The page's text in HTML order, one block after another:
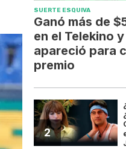
SUERTE ESQUIVA
Ganó más de
en el Telekino
apareció para
premio
2